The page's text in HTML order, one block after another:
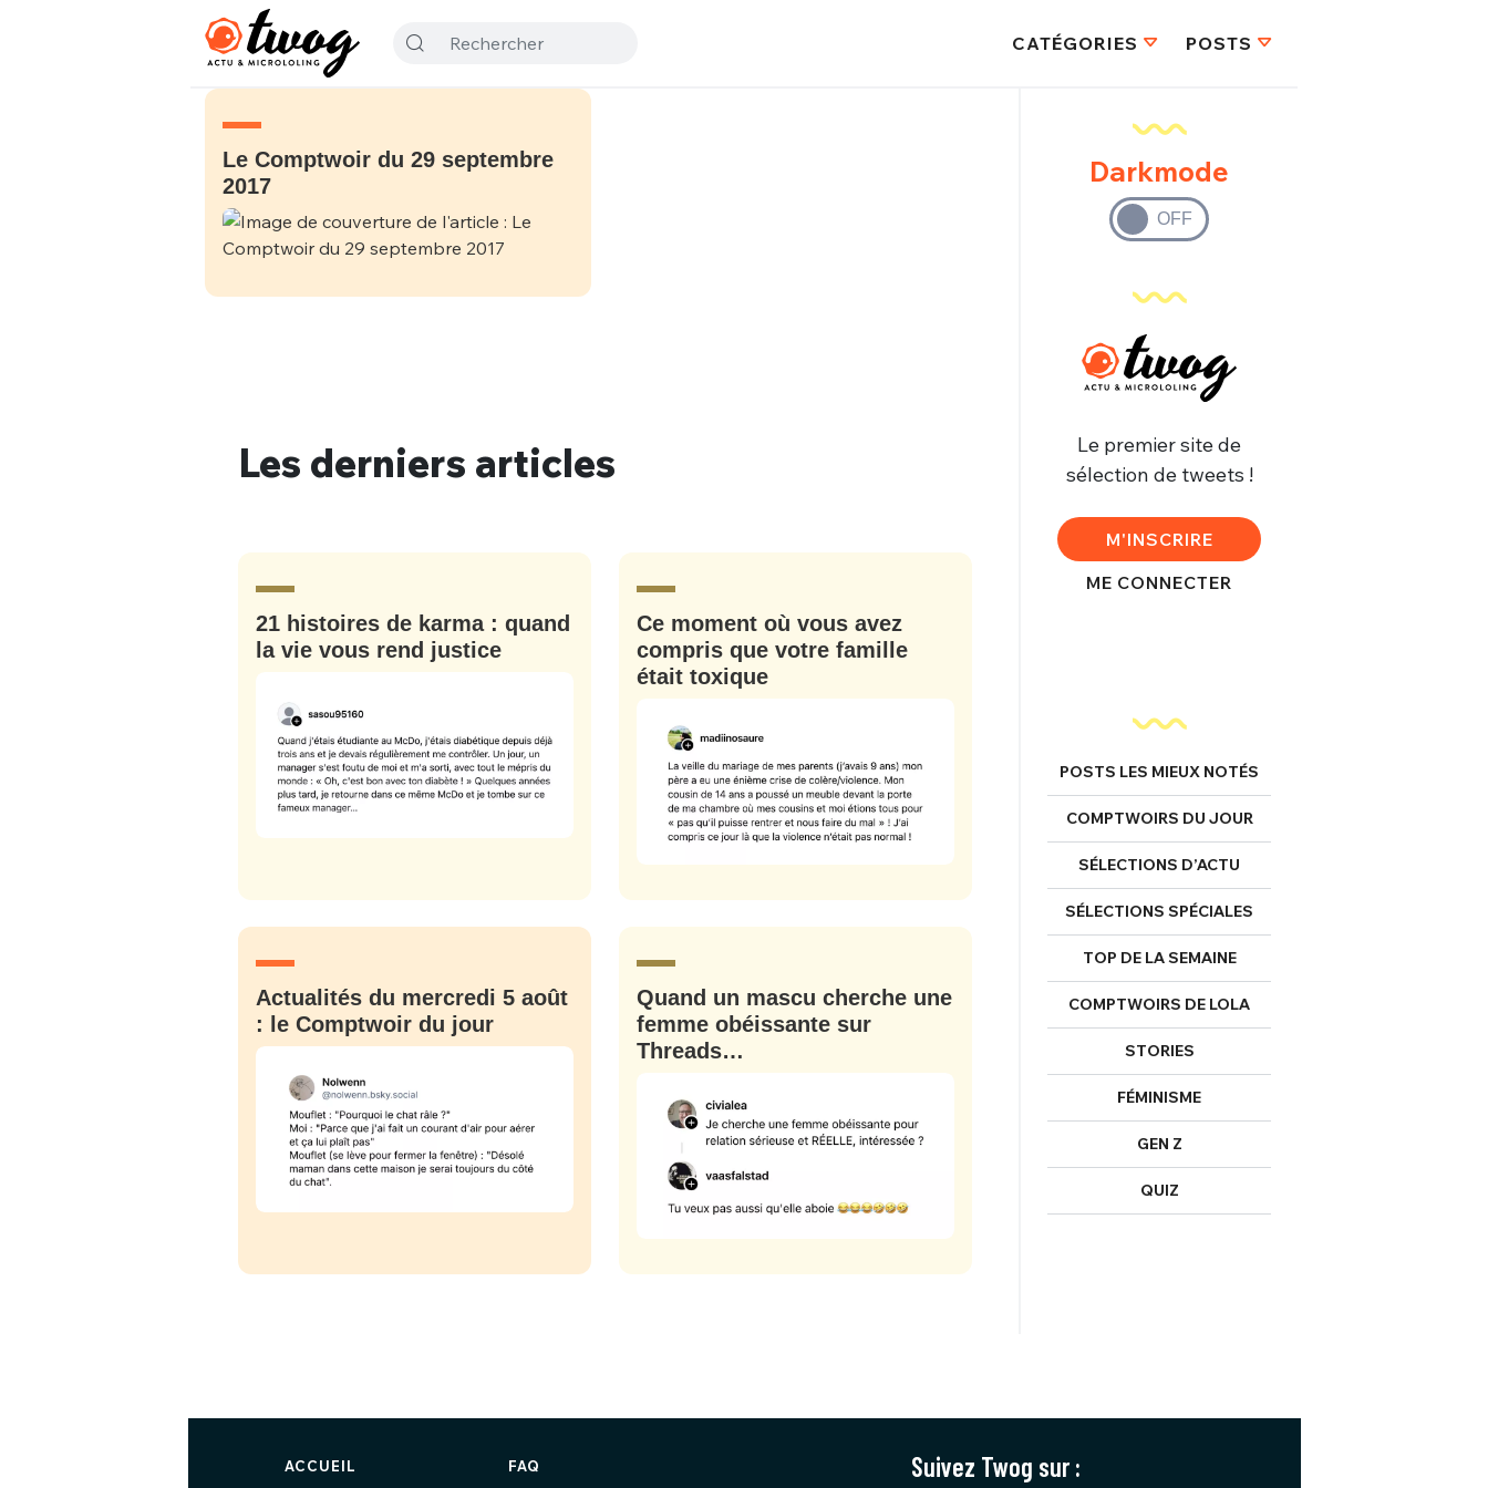
CATÉGORIES POSTS
Le Comptwoir du 29 septembre
2017
Les derniers articles
21 histoires de karma : quand
la vie vous rend justice
Ce moment où vous avez
compris que votre famille
était toxique
Actualités du mercredi 5 août
: le Comptwoir du jour
Quand un mascu cherche une
femme obéissante sur
Threads…
Darkmode
Le premier site de
sélection de tweets !
M'INSCRIRE
ME CONNECTER
POSTS LES MIEUX NOTÉS
COMPTWOIRS DU JOUR
SÉLECTIONS D’ACTU
SÉLECTIONS SPÉCIALES
TOP DE LA SEMAINE
COMPTWOIRS DE LOLA
STORIES
FÉMINISME
GEN Z
QUIZ
ACCUEIL FAQ Suivez Twog sur :
FERMER
EMAIL*
Connexion
MOT DE PASSE Mot de passe perdu ?
Que souhaitez-vous proposer ?
Quelques
C'EST PARTI
Ma propre
ME CONNECTER
Un Thread